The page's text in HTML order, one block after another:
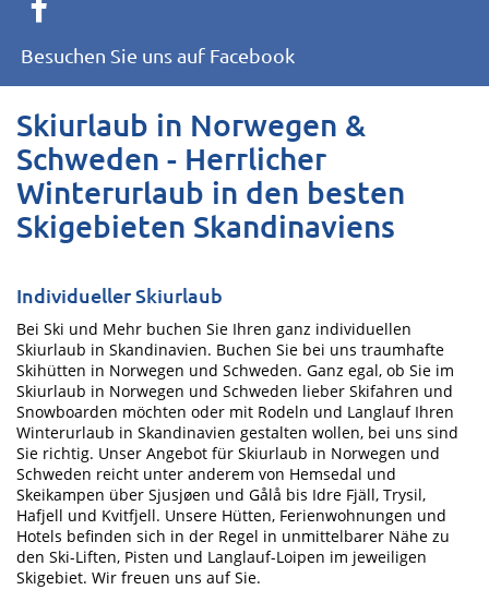
Besuchen Sie uns auf Facebook
Skiurlaub in Norwegen &
Schweden - Herrlicher
Winterurlaub in den besten
Skigebieten Skandinaviens
Individueller Skiurlaub
Bei Ski und Mehr buchen Sie Ihren ganz individuellen
Skiurlaub in Skandinavien. Buchen Sie bei uns traumhafte
Skihütten in Norwegen und Schweden. Ganz egal, ob Sie im
Skiurlaub in Norwegen und Schweden lieber Skifahren und
Snowboarden möchten oder mit Rodeln und Langlauf Ihren
Winterurlaub in Skandinavien gestalten wollen, bei uns sind
Sie richtig. Unser Angebot für Skiurlaub in Norwegen und
Schweden reicht unter anderem von Hemsedal und
Skeikampen über Sjusjøen und Gålå bis Idre Fjäll, Trysil,
Hafjell und Kvitfjell. Unsere Hütten, Ferienwohnungen und
Hotels befinden sich in der Regel in unmittelbarer Nähe zu
den Ski-Liften, Pisten und Langlauf-Loipen im jeweiligen
Skigebiet. Wir freuen uns auf Sie.